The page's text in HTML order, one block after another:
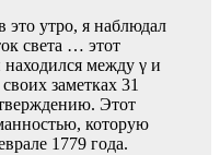
это утро, я наблюдал
света … этот
между γ и
заметках 31
Этот
которую
1779 года.